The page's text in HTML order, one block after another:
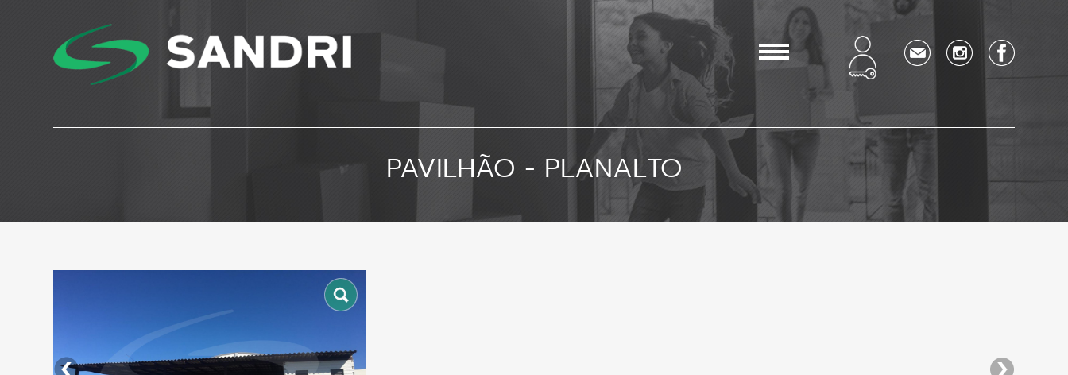
PAVILHÃO - PLANALTO